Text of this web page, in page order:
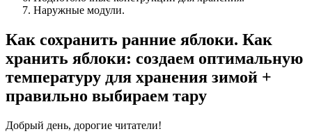
Наружные модули.
Как сохранить ранние яблоки. Как
хранить яблоки: создаем оптимальную
температуру для хранения зимой +
правильно выбираем тару
Добрый день, дорогие читатели!